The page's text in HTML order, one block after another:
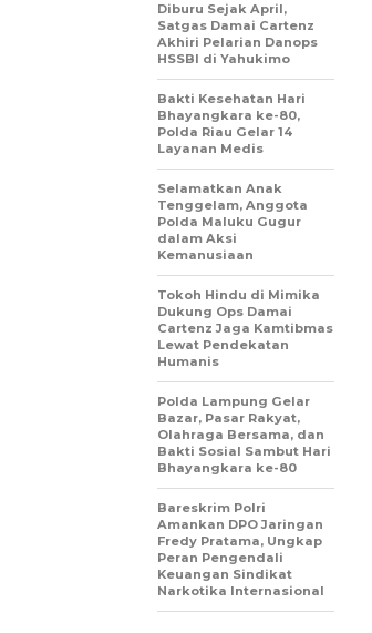
Diburu Sejak April,
Satgas Damai Cartenz
Akhiri Pelarian Danops
HSSBI di Yahukimo
Bakti Kesehatan Hari
Bhayangkara ke-80,
Polda Riau Gelar 14
Layanan Medis
Selamatkan Anak
Tenggelam, Anggota
Polda Maluku Gugur
dalam Aksi
Kemanusiaan
Tokoh Hindu di Mimika
Dukung Ops Damai
Cartenz Jaga Kamtibmas
Lewat Pendekatan
Humanis
Polda Lampung Gelar
Bazar, Pasar Rakyat,
Olahraga Bersama, dan
Bakti Sosial Sambut Hari
Bhayangkara ke-80
Bareskrim Polri
Amankan DPO Jaringan
Fredy Pratama, Ungkap
Peran Pengendali
Keuangan Sindikat
Narkotika Internasional